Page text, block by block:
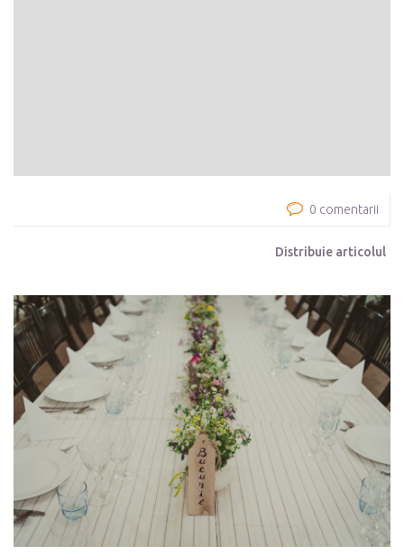
0 comentarii
Distribuie articolul